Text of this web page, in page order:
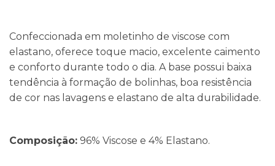
Confeccionada em moletinho de viscose com
elastano, oferece toque macio, excelente caimento
e conforto durante todo o dia. A base possui baixa
tendência à formação de bolinhas, boa resistência
de cor nas lavagens e elastano de alta durabilidade.
Composição: 96% Viscose e 4% Elastano.